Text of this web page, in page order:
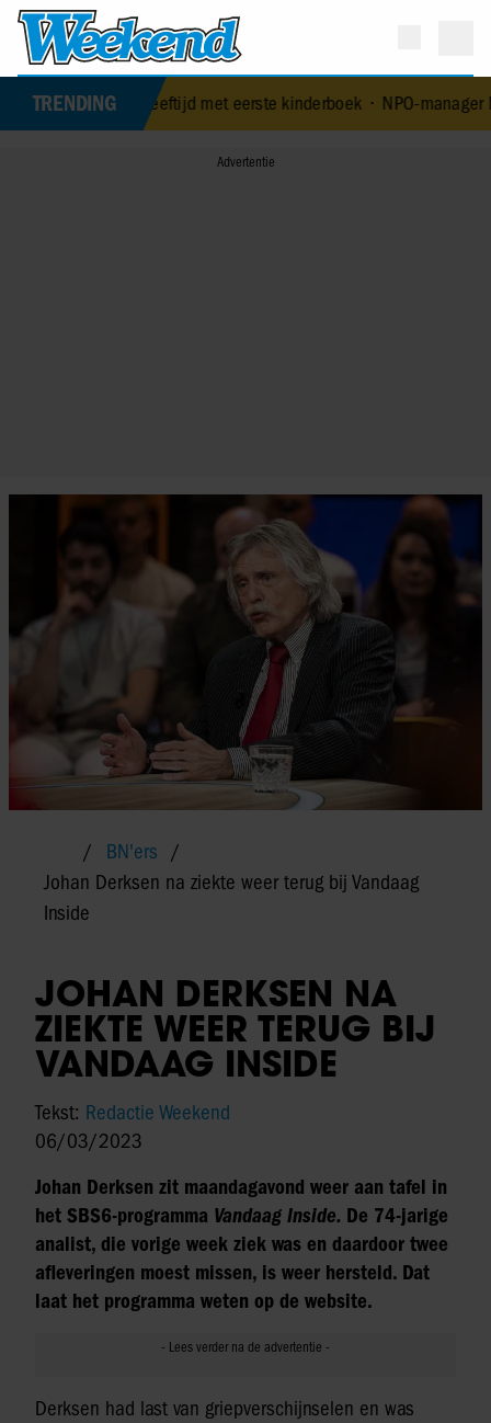
TRENDING
leeftijd met eerste kinderboek•NPO-manager Menno de
BN'ers
Johan Derksen na ziekte weer terug bij Vandaag
Inside
JOHAN DERKSEN NA
ZIEKTE WEER TERUG BIJ
VANDAAG INSIDE
Tekst: Redactie Weekend
06/03/2023
Johan Derksen zit maandagavond weer aan tafel in
het SBS6-programma Vandaag Inside. De 74-jarige
analist, die vorige week ziek was en daardoor twee
afleveringen moest missen, is weer hersteld. Dat
laat het programma weten op de website.
Derksen had last van griepverschijnselen en was